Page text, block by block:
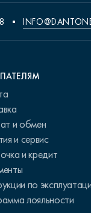
и обмен
и сервис
и кредит
по
лояльности